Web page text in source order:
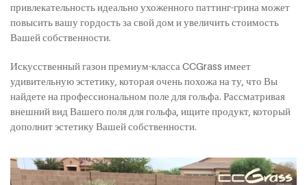
привлекательность идеально ухоженного паттинг-грина может
повысить вашу гордость за свой дом и увеличить стоимость
Вашей собственности.
Искусственный газон премиум-класса CCGrass имеет
удивительную эстетику, которая очень похожа на ту, что Вы
найдете на профессиональном поле для гольфа. Рассматривая
внешний вид Вашего поля для гольфа, ищите продукт, который
дополнит эстетику Вашей собственности.